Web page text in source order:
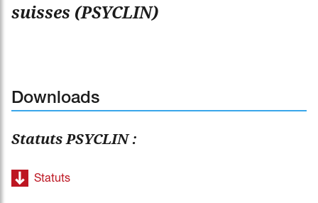
suisses (PSYCLIN)
Downloads
Statuts PSYCLIN :
Statuts